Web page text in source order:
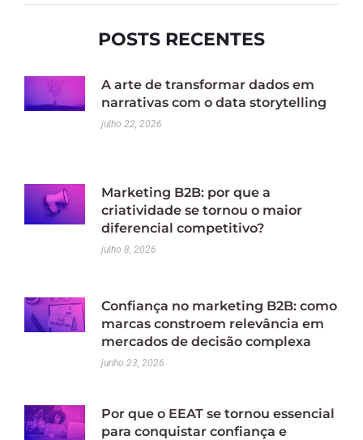
POSTS RECENTES
A arte de transformar dados em
narrativas com o data storytelling
julho 22, 2026
Marketing B2B: por que a
criatividade se tornou o maior
diferencial competitivo?
julho 8, 2026
Confiança no marketing B2B: como
marcas constroem relevância em
mercados de decisão complexa
junho 23, 2026
Por que o EEAT se tornou essencial
para conquistar confiança e